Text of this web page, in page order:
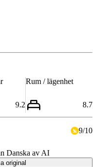
9.2
Rum / lägenhet
8.7
9/10
Danska av AI
original